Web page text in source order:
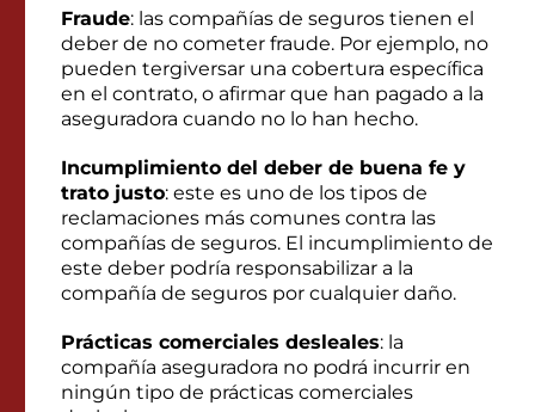
Fraude: las compañías de seguros tienen el
deber de no cometer fraude. Por ejemplo, no
pueden tergiversar una cobertura específica
en el contrato, o afirmar que han pagado a la
aseguradora cuando no lo han hecho.
Incumplimiento del deber de buena fe y
trato justo: este es uno de los tipos de
reclamaciones más comunes contra las
compañías de seguros. El incumplimiento de
este deber podría responsabilizar a la
compañía de seguros por cualquier daño.
Prácticas comerciales desleales: la
compañía aseguradora no podrá incurrir en
ningún tipo de prácticas comerciales